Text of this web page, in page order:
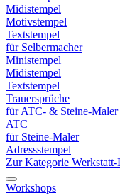
Midistempel
Motivstempel
Textstempel
für Selbermacher
Ministempel
Midistempel
Textstempel
Trauersprüche
für ATC- & Steine-Maler
ATC
für Steine-Maler
Adressstempel
Zur Kategorie Werkstatt-
Workshops